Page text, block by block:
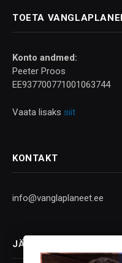
TOETA
Konto andmed:
Peeter Proos
EE937700771001063744
Vaata lisaks siit
KONTAKT
info@vanglaplaneet.ee
JÄLGI